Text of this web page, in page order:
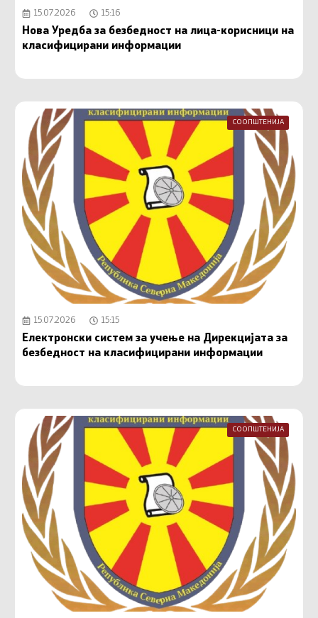
15.07.2026 15:16
Нова Уредба за безбедност на лица-корисници на
класифицирани информации
СООПШТЕНИЈА
15.07.2026 15:15
Електронски систем за учење на Дирекцијата за
безбедност на класифицирани информации
СООПШТЕНИЈА